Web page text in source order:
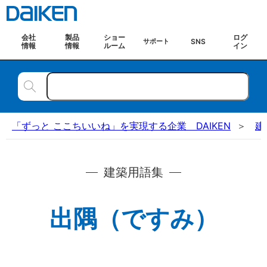
会社
情報
製品
情報
ショー
ルーム
サポート SNS
ログ
イン
「ずっと ここちいいね」を実現する企業 DAIKEN 建
建築用語集
出隅（ですみ）